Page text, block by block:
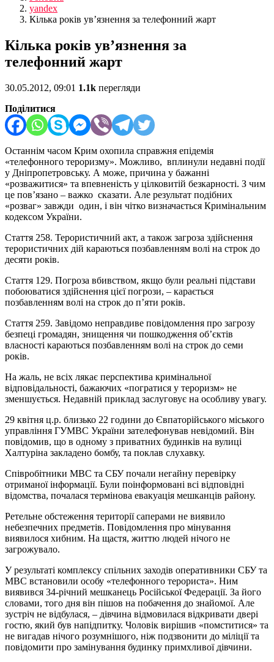
yandex
Кілька років ув’язнення за телефонний жарт
Кілька років ув’язнення за
телефонний жарт
30.05.2012, 09:01 1.1k перегляди
Поділитися
Останнім часом Крим охопила справжня епідемія
«телефонного тероризму». Можливо, вплинули недавні події
у Дніпропетровську. А може, причина у бажанні
«розважитися» та впевненість у цілковитій безкарності. З чим
це пов’язано – важко сказати. Але результат подібних
«розваг» завжди один, і він чітко визначається Кримінальним
кодексом України.
Стаття 258. Терористичний акт, а також загроза здійснення
терористичних дій караються позбавленням волі на строк до
десяти років.
Стаття 129. Погроза вбивством, якщо були реальні підстави
побоюватися здійснення цієї погрози, – карається
позбавленням волі на строк до п’яти років.
Стаття 259. Завідомо неправдиве повідомлення про загрозу
безпеці громадян, знищення чи пошкодження об’єктів
власності караються позбавленням волі на строк до семи
років.
На жаль, не всіх лякає перспектива кримінальної
відповідальності, бажаючих «погратися у тероризм» не
зменшується. Недавній приклад заслуговує на особливу увагу.
29 квітня ц.р. близько 22 години до Євпаторійського міського
управління ГУМВС України зателефонував невідомий. Він
повідомив, що в одному з приватних будинків на вулиці
Халтуріна закладено бомбу, та поклав слухавку.
Співробітники МВС та СБУ почали негайну перевірку
отриманої інформації. Були поінформовані всі відповідні
відомства, почалася термінова евакуація мешканців району.
Ретельне обстеження території саперами не виявило
небезпечних предметів. Повідомлення про мінування
виявилося хибним. На щастя, життю людей нічого не
загрожувало.
У результаті комплексу спільних заходів оперативники СБУ та
МВС встановили особу «телефонного терориста». Ним
виявився 34-річний мешканець Російської Федерації. За його
словами, того дня він пішов на побачення до знайомої. Але
зустріч не відбулася, – дівчина відмовилася відкривати двері
гостю, який був напідпитку. Чоловік вирішив «помститися» та
не вигадав нічого розумнішого, ніж подзвонити до міліції та
повідомити про замінування будинку примхливої дівчини.